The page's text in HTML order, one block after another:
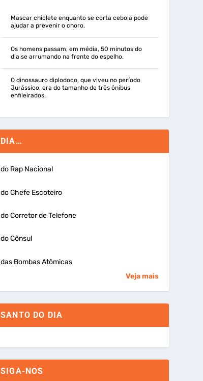
Mascar chiclete enquanto se corta cebola pode
ajudar a prevenir o choro.
Os homens passam, em média, 50 minutos do
dia se arrumando na frente do espelho.
O dinossauro diplodoco, que viveu no período
Jurássico, era do tamanho de três ônibus
enfileirados.
DIA…
do Rap Nacional
do Chefe Escoteiro
do Corretor de Telefone
do Cônsul
das Bombas Atômicas
Veja mais
SANTO DO DIA
SIGA-NOS